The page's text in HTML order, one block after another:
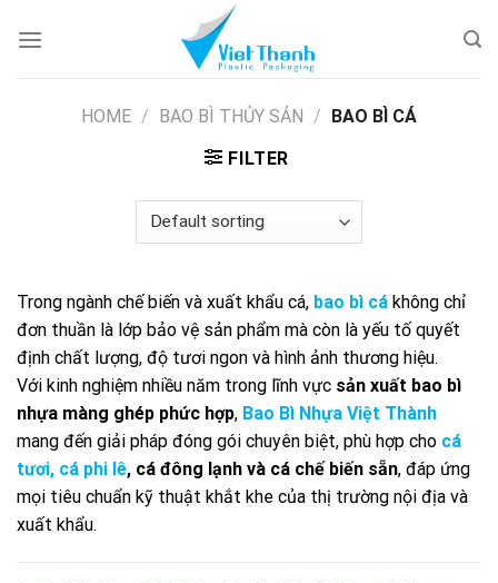
HOME / BAO BÌ THỦY SẢN / BAO BÌ CÁ
FILTER
Trong ngành chế biến và xuất khẩu cá, bao bì cá không chỉ
đơn thuần là lớp bảo vệ sản phẩm mà còn là yếu tố quyết
định chất lượng, độ tươi ngon và hình ảnh thương hiệu.
Với kinh nghiệm nhiều năm trong lĩnh vực sản xuất bao bì
nhựa màng ghép phức hợp, Bao Bì Nhựa Việt Thành
mang đến giải pháp đóng gói chuyên biệt, phù hợp cho cá
tươi, cá phi lê, cá đông lạnh và cá chế biến sẵn, đáp ứng
mọi tiêu chuẩn kỹ thuật khắt khe của thị trường nội địa và
xuất khẩu.